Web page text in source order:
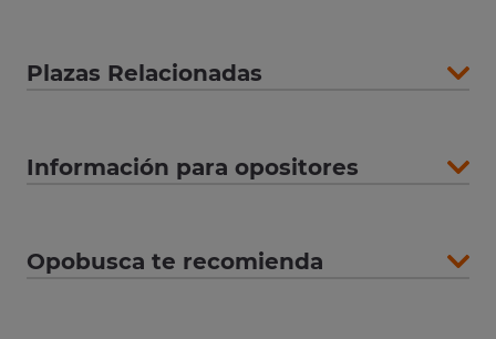
Plazas Relacionadas
Información para opositores
Opobusca te recomienda